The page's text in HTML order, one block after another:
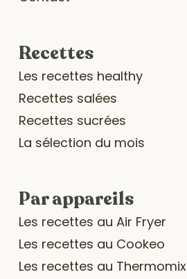
Recettes
Les recettes healthy
Recettes salées
Recettes sucrées
La sélection du mois
Par appareils
Les recettes au Air Fryer
Les recettes au Cookeo
Les recettes au Thermomix